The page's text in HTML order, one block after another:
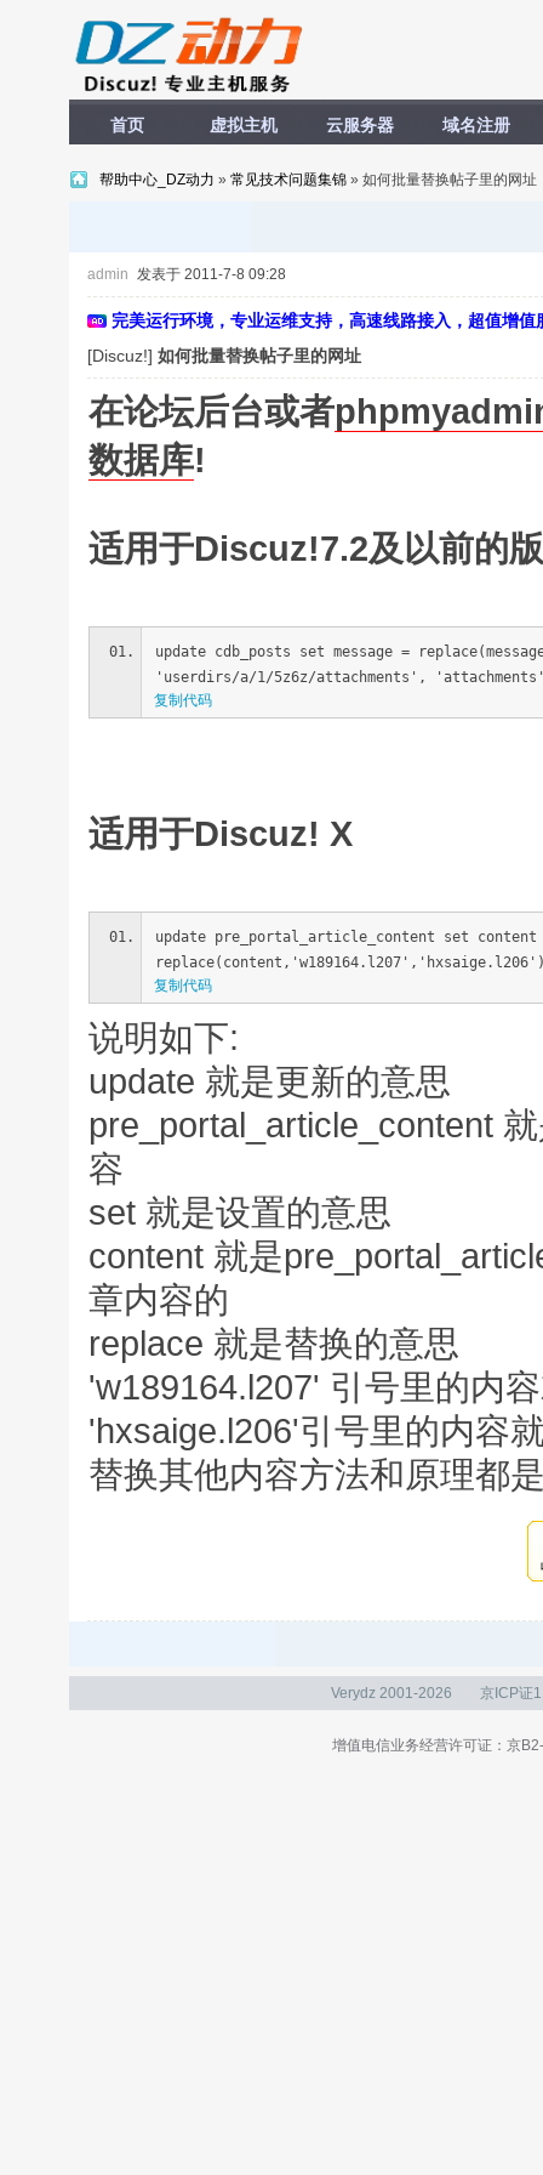
首页 虚拟主机 云服务器 域名注册
帮助中心_DZ动力 » 常见技术问题集锦 » 如何批量替换帖子里的网址
admin 发表于 2011-7-8 09:28
完美运行环境，专业运维支持，高速线路接入，超值增
[Discuz!] 如何批量替换帖子里的网址
在论坛后台或者
数据库!
适用于Discuz!7.2及以前的
update cdb_posts set message =
'userdirs/a/1/5z6z/attachments',
复制代码
适用于Discuz! X
update pre_portal_article_content set content
复制代码
说明如下:
update 就是更新的意思
pre_portal_article_content
容
set 就是设置的意思
content 就是
章内容的
replace 就是替换的意思
'w189164.l207' 引号里的内
'hxsaige.l206'引号里的内容
替换其他内容方法和原理都
Verydz 2001-2026 京ICP证
增值电信业务经营许可证：京